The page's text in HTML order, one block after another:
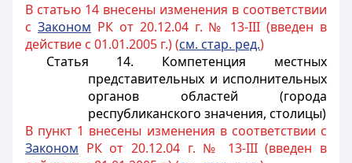
В статью 14 внесены изменения в соответствии
с Законом РК от 20.12.04 г. № 13-III (введен в
действие с 01.01.2005 г.) (см. стар. ред.)
Статья 14. Компетенция местных
представительных и исполнительных
органов областей (города
республиканского значения, столицы)
В пункт 1 внесены изменения в соответствии с
Законом РК от 20.12.04 г. № 13-III (введен в